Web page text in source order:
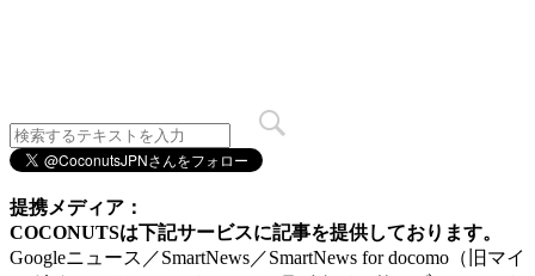
提携メディア：
COCONUTSは下記サービスに記事を提供しております。
Googleニュース／SmartNews／SmartNews for docomo（旧マイ